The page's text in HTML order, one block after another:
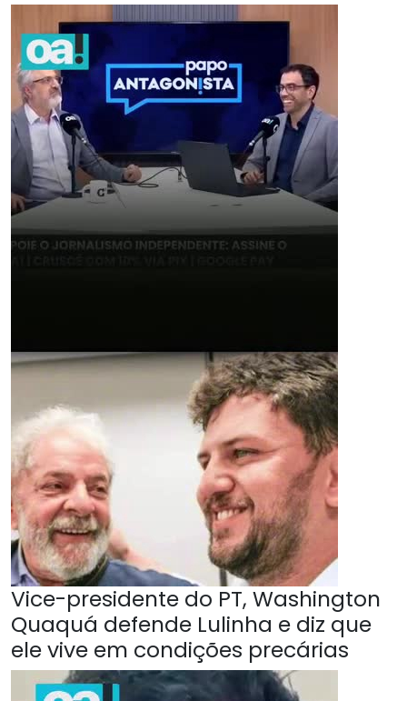
Vice-presidente do PT, Washington
Quaquá defende Lulinha e diz que
ele vive em condições precárias